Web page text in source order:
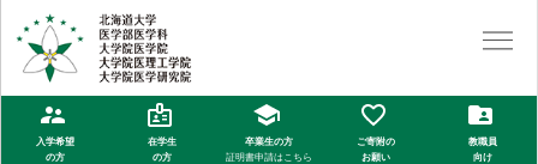
入学希望
の方
在学生
の方
卒業生の方
証明書申請はこちら
ご寄附の
お願い
教職員
向け